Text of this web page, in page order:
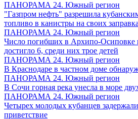
ПАНОРАМА 24. Южный регион
"Газпром нефть" разрешила
топливо в канистры на своих
ПАНОРАМА 24. Южный регион
Число погибших в Архипо-Осиповке
достигло 6, среди них трое детей
ПАНОРАМА 24. Южный регион
В Краснодаре в частном доме
ПАНОРАМА 24. Южный регион
В Сочи горная река унесла в море
ПАНОРАМА 24. Южный регион
Четырех молодых кубанцев задержали
приветствие